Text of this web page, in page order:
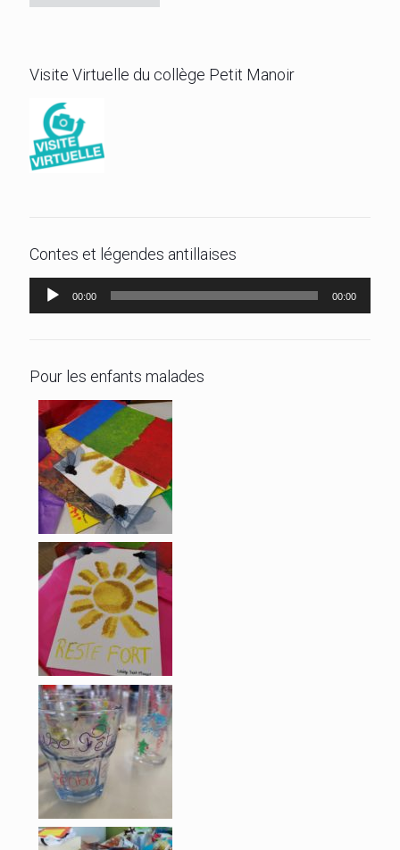
Visite Virtuelle du collège Petit Manoir
Contes et légendes antillaises
Lecteur
audio
00:00 00:00
Pour les enfants malades